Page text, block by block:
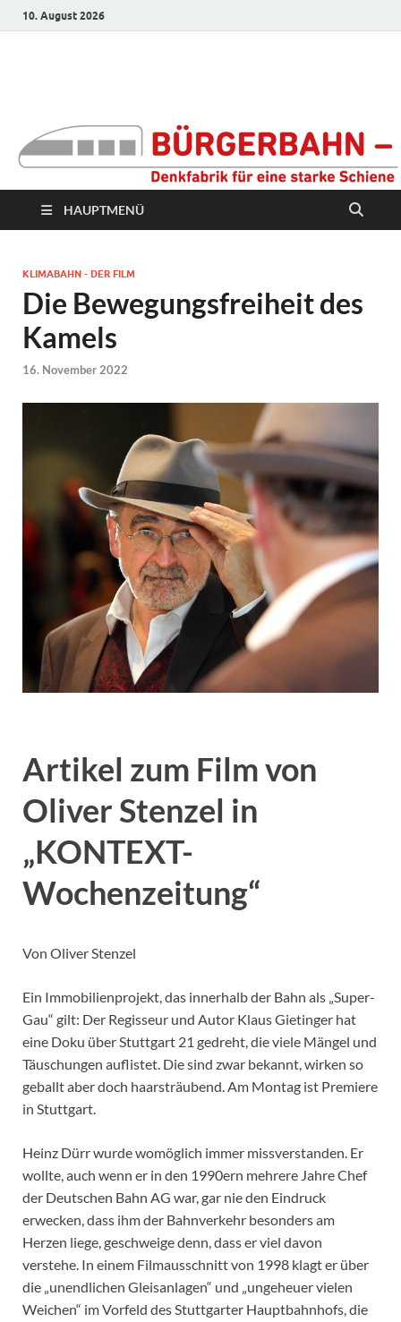
10. August 2026
Denkfabrik für eine
starke Schiene
HAUPTMENÜ
KLIMABAHN - DER FILM
Die Bewegungsfreiheit des
Kamels
16. November 2022
Artikel zum Film von
Oliver Stenzel in
„KONTEXT-
Wochenzeitung“
Von Oliver Stenzel
Ein Immobilienprojekt, das innerhalb der Bahn als „Super-
Gau“ gilt: Der Regisseur und Autor Klaus Gietinger hat
eine Doku über Stuttgart 21 gedreht, die viele Mängel und
Täuschungen auflistet. Die sind zwar bekannt, wirken so
geballt aber doch haarsträubend. Am Montag ist Premiere
in Stuttgart.
Heinz Dürr wurde womöglich immer missverstanden. Er
wollte, auch wenn er in den 1990ern mehrere Jahre Chef
der Deutschen Bahn AG war, gar nie den Eindruck
erwecken, dass ihm der Bahnverkehr besonders am
Herzen liege, geschweige denn, dass er viel davon
verstehe. In einem Filmausschnitt von 1998 klagt er über
die „unendlichen Gleisanlagen“ und „ungeheuer vielen
Weichen“ im Vorfeld des Stuttgarter Hauptbahnhofs, die